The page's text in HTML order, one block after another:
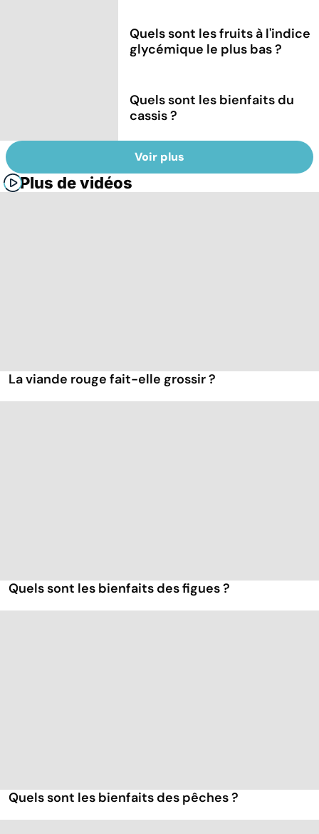
Quels sont les fruits à l'indice
glycémique le plus bas ?
Quels sont les bienfaits du
cassis ?
Voir plus
Plus de vidéos
La viande rouge fait-elle grossir ?
Quels sont les bienfaits des figues ?
Quels sont les bienfaits des pêches ?